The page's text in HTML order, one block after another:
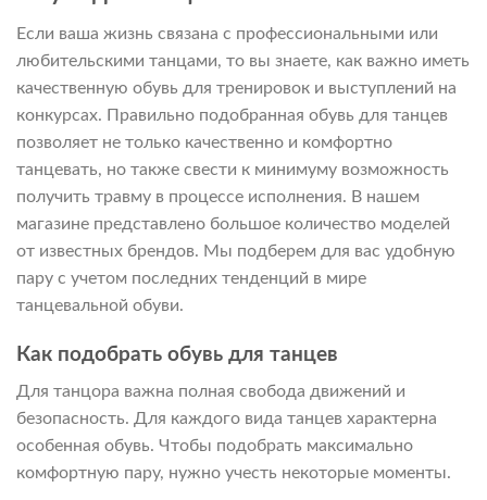
Если ваша жизнь связана с профессиональными или
любительскими танцами, то вы знаете, как важно иметь
качественную обувь для тренировок и выступлений на
конкурсах. Правильно подобранная обувь для танцев
позволяет не только качественно и комфортно
танцевать, но также свести к минимуму возможность
получить травму в процессе исполнения. В нашем
магазине представлено большое количество моделей
от известных брендов. Мы подберем для вас удобную
пару с учетом последних тенденций в мире
танцевальной обуви.
Как подобрать обувь для танцев
Для танцора важна полная свобода движений и
безопасность. Для каждого вида танцев характерна
особенная обувь. Чтобы подобрать максимально
комфортную пару, нужно учесть некоторые моменты.